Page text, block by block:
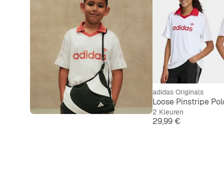
adidas Originals
Loose Pinstripe
2 Kleuren
Prijs
29,99 €